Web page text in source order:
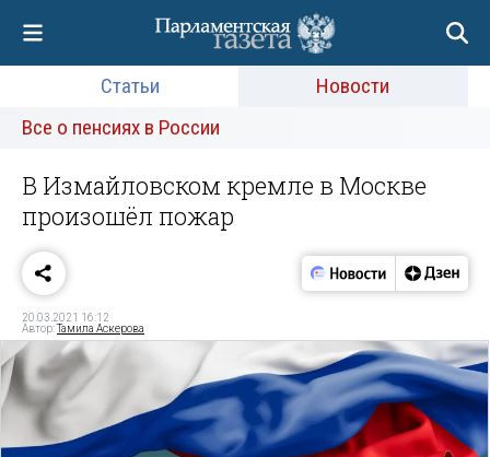
Статьи
Новости
Все о пенсиях в России
В Измайловском кремле в Москве
произошёл пожар
20.03.2021 16:12
Автор:Тамила Аскерова